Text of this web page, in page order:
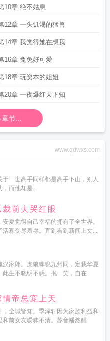
10章 绝不姑息
12章 一头饥渴的猛兽
14章 我觉得她在想我
16章 兔兔好可爱
18章 玩资本的姐姐
20章 一夜爆红天下知
节...
www.qdwxs.com
一世高手同样都是高手下山，别人
，而他却是...
前夫哭红眼
夏觉得自己幸福的拥有了全世界。
活寡受尽羞辱。直到看到新闻上丈...
汉家郎。虎狼睥睨九州同，定我华夏
此生不晓明不惑。抿一笑，自在
情帝总宠上天
，全城皆知。季泽轩因为家族利益和
和前女友暧昧不清。苏音幡然醒